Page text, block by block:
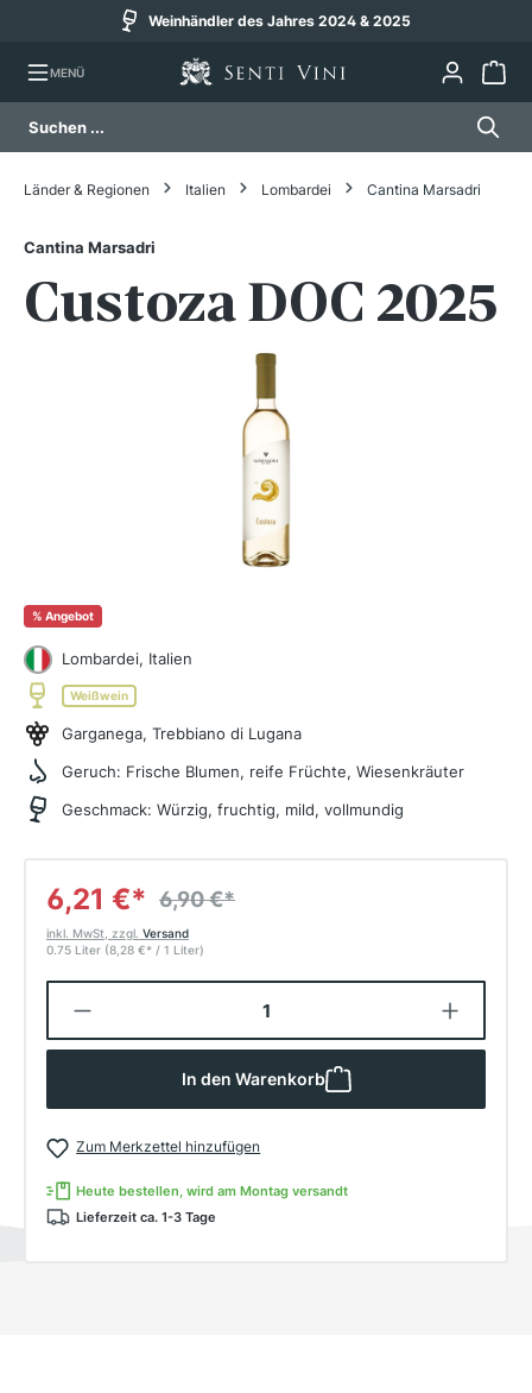
Weinhändler des Jahres 2024 & 2025
MENÜ
Bildergalerie überspringen
Länder & Regionen Italien Lombardei Cantina Marsadri
Cantina Marsadri
Custoza DOC 2025
% Angebot
Lombardei, Italien
Weißwein
Garganega, Trebbiano di Lugana
Geruch: Frische Blumen, reife Früchte, Wiesenkräuter
Geschmack: Würzig, fruchtig, mild, vollmundig
6,21 €* 6,90 €*
inkl. MwSt, zzgl. Versand
0.75 Liter (8,28 €* / 1 Liter)
Produkt Anzahl: Gib den
In den Warenkorb
Zum Merkzettel hinzufügen
Heute bestellen, wird am Montag versandt
Lieferzeit ca. 1-3 Tage